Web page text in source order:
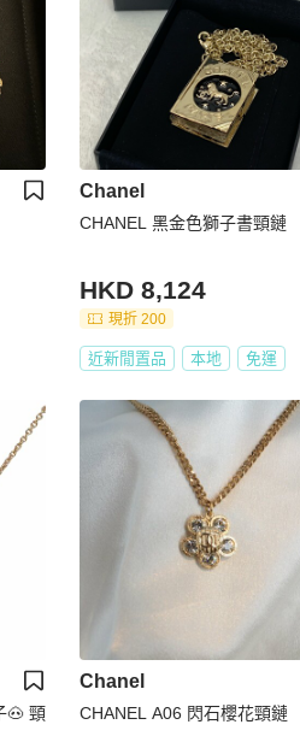
Chanel
CHANEL 黑金色獅子書頸鏈
HKD 8,124
現折 200
近新閒置品 本地 免運
🐽 頸
Chanel
CHANEL A06 閃石櫻花頸鏈